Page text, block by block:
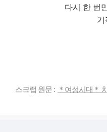
다시 한 번
기
스크랩 원문 :